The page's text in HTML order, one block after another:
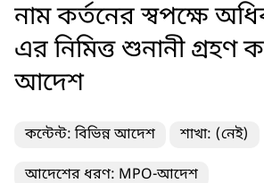
নাম কর্তনের স্বপক্ষে
এর নিমিত্ত শুনানী
আদেশ
কন্টেন্ট: বিভিন্ন আদেশ শাখা: (নেই)
আদেশের ধরণ: MPO-আদেশ